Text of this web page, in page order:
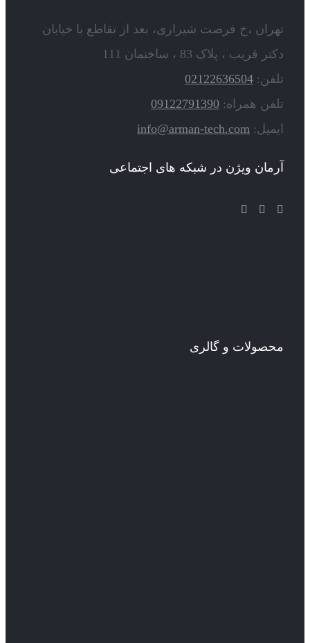
تهران ،خ فرصت شیرازی، بعد از تقاطع با خیابان
دکتر قریب ، پلاک 83 ، ساختمان 111
تلفن: 02122636504
تلفن همراه: 09122791390
ایمیل: info@arman-tech.com
آرمان ویژن در شبکه های اجتماعی
محصولات و گالری